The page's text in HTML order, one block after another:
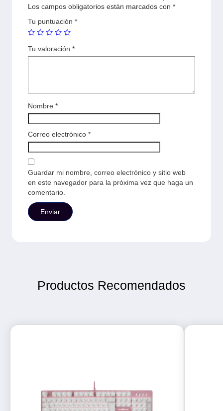
Los campos obligatorios están marcados con *
Tu puntuación *
Tu valoración *
Nombre *
Correo electrónico *
Guardar mi nombre, correo electrónico y sitio web
en este navegador para la próxima vez que haga un
comentario.
Productos Recomendados